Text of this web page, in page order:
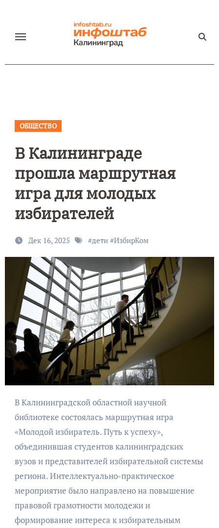
содержанию
ОБЩЕСТВО
В Калининграде
прошла маршрутная
игра для молодых
избирателей
Дек 16, 2025 #дети#ИзбирКом
В Калининградской областной научной
библиотеке состоялась маршрутная игра
«Молодой избиратель. Путь к успеху»,
объединившая студентов калининградских
вузов и представителей избирательной системы
региона. Интеллектуально-практическое
мероприятие было направлено на повышение
правовой грамотности молодежи и
формирование интереса к избирательным